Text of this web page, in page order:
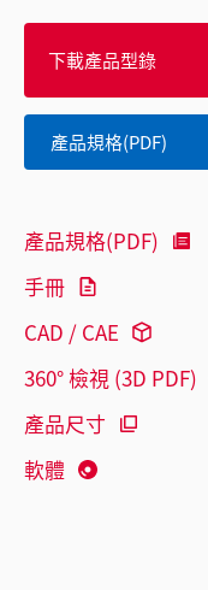
下載產品型錄
產品規格(PDF)
產品規格(PDF)
手冊
CAD / CAE
360° 檢視 (3D PDF)
產品尺寸
軟體